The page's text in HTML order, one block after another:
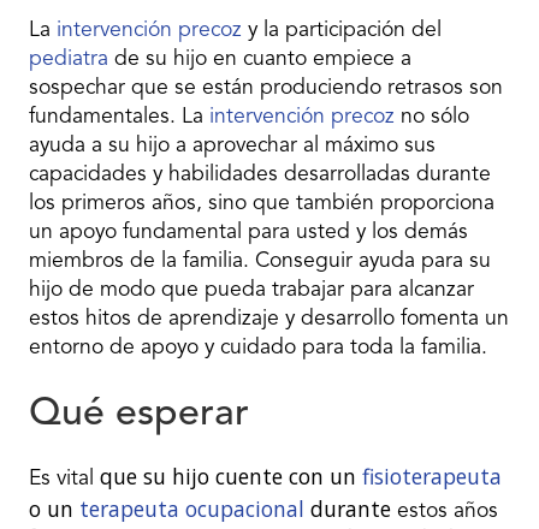
La intervención precoz y la participación del
pediatra de su hijo en cuanto empiece a
sospechar que se están produciendo retrasos son
fundamentales. La intervención precoz no sólo
ayuda a su hijo a aprovechar al máximo sus
capacidades y habilidades desarrolladas durante
los primeros años, sino que también proporciona
un apoyo fundamental para usted y los demás
miembros de la familia. Conseguir ayuda para su
hijo de modo que pueda trabajar para alcanzar
estos hitos de aprendizaje y desarrollo fomenta un
entorno de apoyo y cuidado para toda la familia.
Qué esperar
Es vital que su hijo cuente con un fisioterapeuta
o un terapeuta ocupacional durante estos años